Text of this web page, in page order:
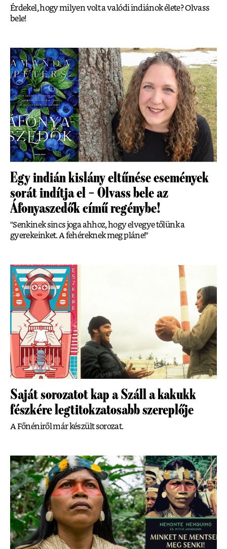
Érdekel, hogy milyen volt a valódi indiánok élete? Olvass
bele!
Egy indián kislány eltűnése események
sorát indítja el – Olvass bele az
Áfonyaszedők című regénybe!
"Senkinek sincs joga ahhoz, hogy elvegye tőlünk a
gyerekeinket. A fehéreknek meg pláne!"
Saját sorozatot kap a Száll a kakukk
fészkére legtitokzatosabb szereplője
A Főnéniről már készült sorozat.